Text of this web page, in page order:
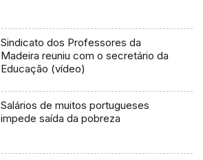
Sindicato dos Professores da
Madeira reuniu com o secretário da
Educação (vídeo)
Salários de muitos portugueses
impede saída da pobreza